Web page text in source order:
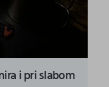
i pri slabom